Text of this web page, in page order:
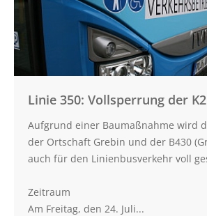
Hamdorf-
Negernbötel
Linie 350: Vollsperrung der
Aufgrund einer Baumaßnahme wird
der Ortschaft Grebin und der B430
auch für den Linienbusverkehr voll
Zeitraum
Am Freitag, den 24. Juli...